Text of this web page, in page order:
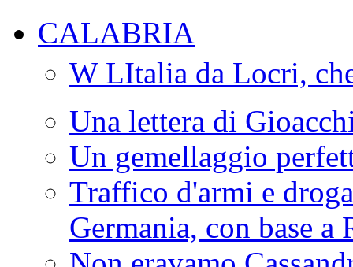
CALABRIA
W LItalia da Locri,
Una lettera di
Un gemellaggio
Traffico d'armi e
Germania, con base a